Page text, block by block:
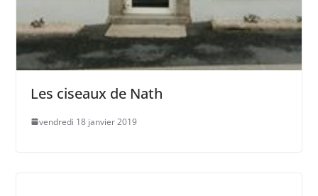
Les ciseaux de Nath
vendredi 18 janvier 2019